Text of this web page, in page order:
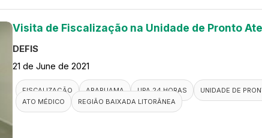
Visita de Fiscalização na Unidade de Pronto
DEFIS
21 de June de 2021
FISCALIZAÇÃO ARARUAMA UPA 24 HORAS UNIDADE DE
ATO MÉDICO
REGIÃO BAIXADA LITORÂNEA